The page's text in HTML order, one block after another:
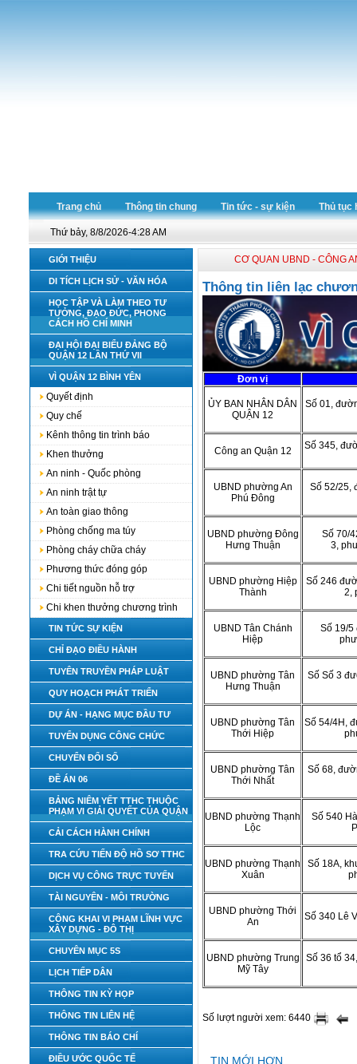
Trang chủ Thông tin chung Tin tức - sự kiện Thủ tục
Thứ bảy, 8/8/2026-4:28 AM
GIỚI THIỆU
DI TÍCH LỊCH SỬ - VĂN HÓA
HỌC TẬP VÀ LÀM THEO TƯ
TƯỞNG, ĐẠO ĐỨC, PHONG
CÁCH HỒ CHÍ MINH
ĐẠI HỘI ĐẠI BIỂU ĐẢNG BỘ
QUẬN 12 LẦN THỨ VII
VÌ QUẬN 12 BÌNH YÊN
Quyết định
Quy chế
Kênh thông tin trình báo
Khen thưởng
An ninh - Quốc phòng
An ninh trật tự
An toàn giao thông
Phòng chống ma túy
Phòng cháy chữa cháy
Phương thức đóng góp
Chi tiết nguồn hỗ trợ
Chi khen thưởng chương trình
TIN TỨC SỰ KIỆN
CHỈ ĐẠO ĐIỀU HÀNH
TUYÊN TRUYỀN PHÁP LUẬT
QUY HOẠCH PHÁT TRIỂN
DỰ ÁN - HẠNG MỤC ĐẦU TƯ
TUYỂN DỤNG CÔNG CHỨC
CHUYỂN ĐỔI SỐ
ĐỀ ÁN 06
BẢNG NIÊM YẾT TTHC THUỘC
PHẠM VI GIẢI QUYẾT CỦA QUẬN
CẢI CÁCH HÀNH CHÍNH
TRA CỨU TIẾN ĐỘ HỒ SƠ TTHC
DỊCH VỤ CÔNG TRỰC TUYẾN
TÀI NGUYÊN - MÔI TRƯỜNG
CÔNG KHAI VI PHẠM LĨNH VỰC
XÂY DỰNG - ĐÔ THỊ
CHUYÊN MỤC 5S
LỊCH TIẾP DÂN
THÔNG TIN KỲ HỌP
THÔNG TIN LIÊN HỆ
THÔNG TIN BÁO CHÍ
ĐIỀU ƯỚC QUỐC TẾ
CƠ QUAN UBND - CÔNG
Thông tin liên lạc
Đơn vị
ỦY BAN NHÂN DÂN
QUẬN 12
Số 01,
Công an Quận 12 Số 345,
UBND phường An
Phú Đông
Số 52/25,
UBND phường Đông
Hưng Thuận
Số 70/
3,
UBND phường Hiệp
Thành
Số 246
2,
UBND Tân Chánh
Hiệp
Số 19/5
UBND phường Tân
Hưng Thuận
Số Số 3
UBND phường Tân
Thới Hiệp
Số 54/4H,
UBND phường Tân
Thới Nhất
Số 68,
UBND phường Thạnh
Lộc
Số 540
UBND phường Thạnh
Xuân
Số 18A,
UBND phường Thới
An
Số 340 Lê
UBND phường Trung
Mỹ Tây
Số 36 tổ
Số lượt người xem: 6440
TIN MỚI HƠN